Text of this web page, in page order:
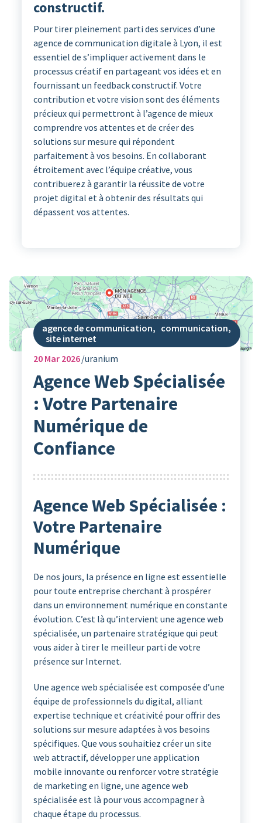
constructif.
Pour tirer pleinement parti des services d’une
agence de communication digitale à Lyon, il est
essentiel de s’impliquer activement dans le
processus créatif en partageant vos idées et en
fournissant un feedback constructif. Votre
contribution et votre vision sont des éléments
précieux qui permettront à l’agence de mieux
comprendre vos attentes et de créer des
solutions sur mesure qui répondent
parfaitement à vos besoins. En collaborant
étroitement avec l’équipe créative, vous
contribuerez à garantir la réussite de votre
projet digital et à obtenir des résultats qui
dépassent vos attentes.
agence de communication, communication,
site internet
20Mar 2026 uranium
Agence Web Spécialisée
: Votre Partenaire
Numérique de
Confiance
Agence Web Spécialisée :
Votre Partenaire
Numérique
De nos jours, la présence en ligne est essentielle
pour toute entreprise cherchant à prospérer
dans un environnement numérique en constante
évolution. C’est là qu’intervient une agence web
spécialisée, un partenaire stratégique qui peut
vous aider à tirer le meilleur parti de votre
présence sur Internet.
Une agence web spécialisée est composée d’une
équipe de professionnels du digital, alliant
expertise technique et créativité pour offrir des
solutions sur mesure adaptées à vos besoins
spécifiques. Que vous souhaitiez créer un site
web attractif, développer une application
mobile innovante ou renforcer votre stratégie
de marketing en ligne, une agence web
spécialisée est là pour vous accompagner à
chaque étape du processus.